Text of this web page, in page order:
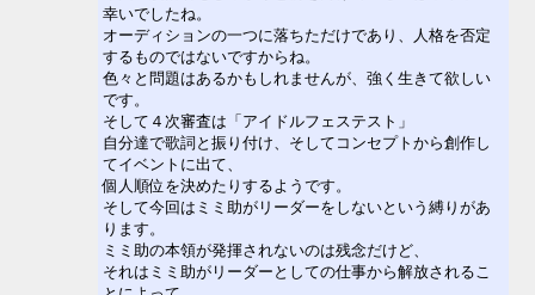
幸いでしたね。
オーディションの一つに落ちただけであり、人格を否定
するものではないですからね。
色々と問題はあるかもしれませんが、強く生きて欲しい
です。
そして４次審査は「アイドルフェステスト」
自分達で歌詞と振り付け、そしてコンセプトから創作し
てイベントに出て、
個人順位を決めたりするようです。
そして今回はミミ助がリーダーをしないという縛りがあ
ります。
ミミ助の本領が発揮されないのは残念だけど、
それはミミ助がリーダーとしての仕事から解放されるこ